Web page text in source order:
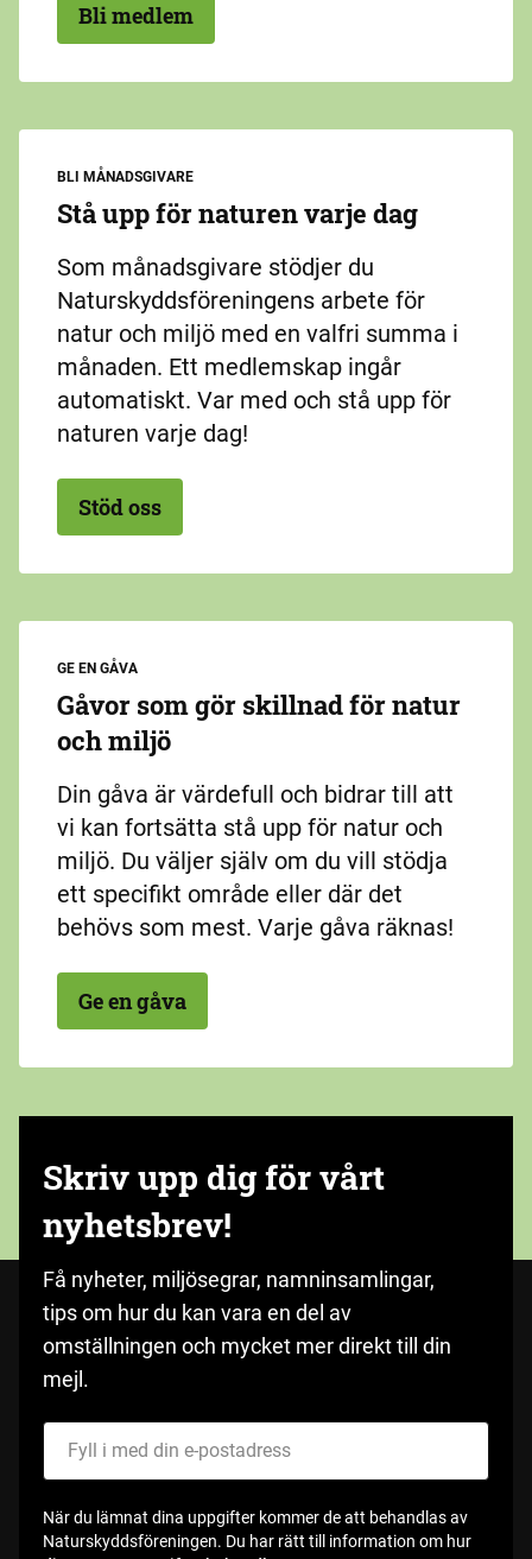
Bli medlem
BLI MÅNADSGIVARE
Stå upp för naturen varje dag
Som månadsgivare stödjer du
Naturskyddsföreningens arbete för
natur och miljö med en valfri summa i
månaden. Ett medlemskap ingår
automatiskt. Var med och stå upp för
naturen varje dag!
Stöd oss
GE EN GÅVA
Gåvor som gör skillnad för natur
och miljö
Din gåva är värdefull och bidrar till att
vi kan fortsätta stå upp för natur och
miljö. Du väljer själv om du vill stödja
ett specifikt område eller där det
behövs som mest. Varje gåva räknas!
Ge en gåva
Skriv upp dig för vårt
nyhetsbrev!
Få nyheter, miljösegrar, namninsamlingar,
tips om hur du kan vara en del av
omställningen och mycket mer direkt till din
mejl.
När du lämnat dina uppgifter kommer de att behandlas av
Naturskyddsföreningen. Du har rätt till information om hur